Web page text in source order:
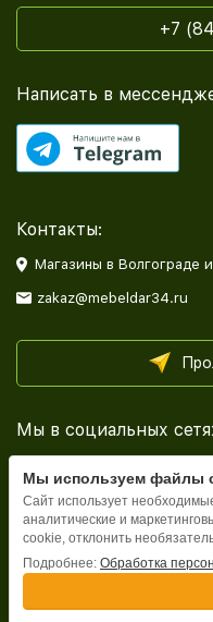
+7
Написать в
Контакты:
Магазины в Волгограде
zakaz@mebeldar34.ru
Мы в социальных
Каталог
Мы используем файлы
Сайт использует
аналитические и
cookie, отклонить
Подробнее: Обработка